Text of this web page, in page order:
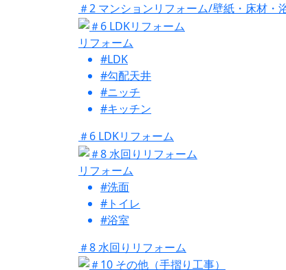
＃2 マンションリフォーム/壁紙・床材・
リフォーム
#LDK
#勾配天井
#ニッチ
#キッチン
＃6 LDKリフォーム
リフォーム
#洗面
#トイレ
#浴室
＃8 水回りリフォーム